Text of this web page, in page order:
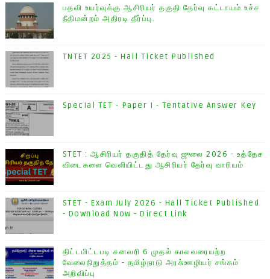
பதவி உயர்வுக்கு ஆசிரியர் தகுதி தேர்வு கட்டாயம் உச்ச
நீதிமன்றம் அதிரடி தீர்ப்பு.
TNTET 2025 - Hall Ticket Published
Special TET - Paper I - Tentative Answer Key
STET : ஆசிரியர் தகுதித் தேர்வு ஜுலை 2026 - உத்தேச
விடைகளை வெளியிட்டது ஆசிரியர் தேர்வு வாரியம்
STET - Exam July 2026 - Hall Ticket Published
- Download Now - Direct Link
திட்டமிட்டபடி சனவரி 6 முதல் காலவரையற்ற
வேலைநிறுத்தம் - தமிழ்நாடு அரசு்ஊழியர் சங்கம்
அறிவிப்பு